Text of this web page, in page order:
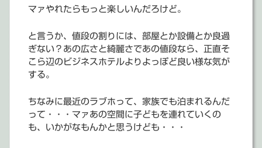
マァやれたらもっと楽しいんだろけど。
と言うか、値段の割りには、部屋とか設備とか良過
ぎない？あの広さと綺麗さであの値段なら、正直そ
こら辺のビジネスホテルよりよっぽど良い様な気が
する。
ちなみに最近のラブホって、家族でも泊まれるんだ
って・・・マァあの空間に子どもを連れていくの
も、いかがなもんかと思うけども・・・